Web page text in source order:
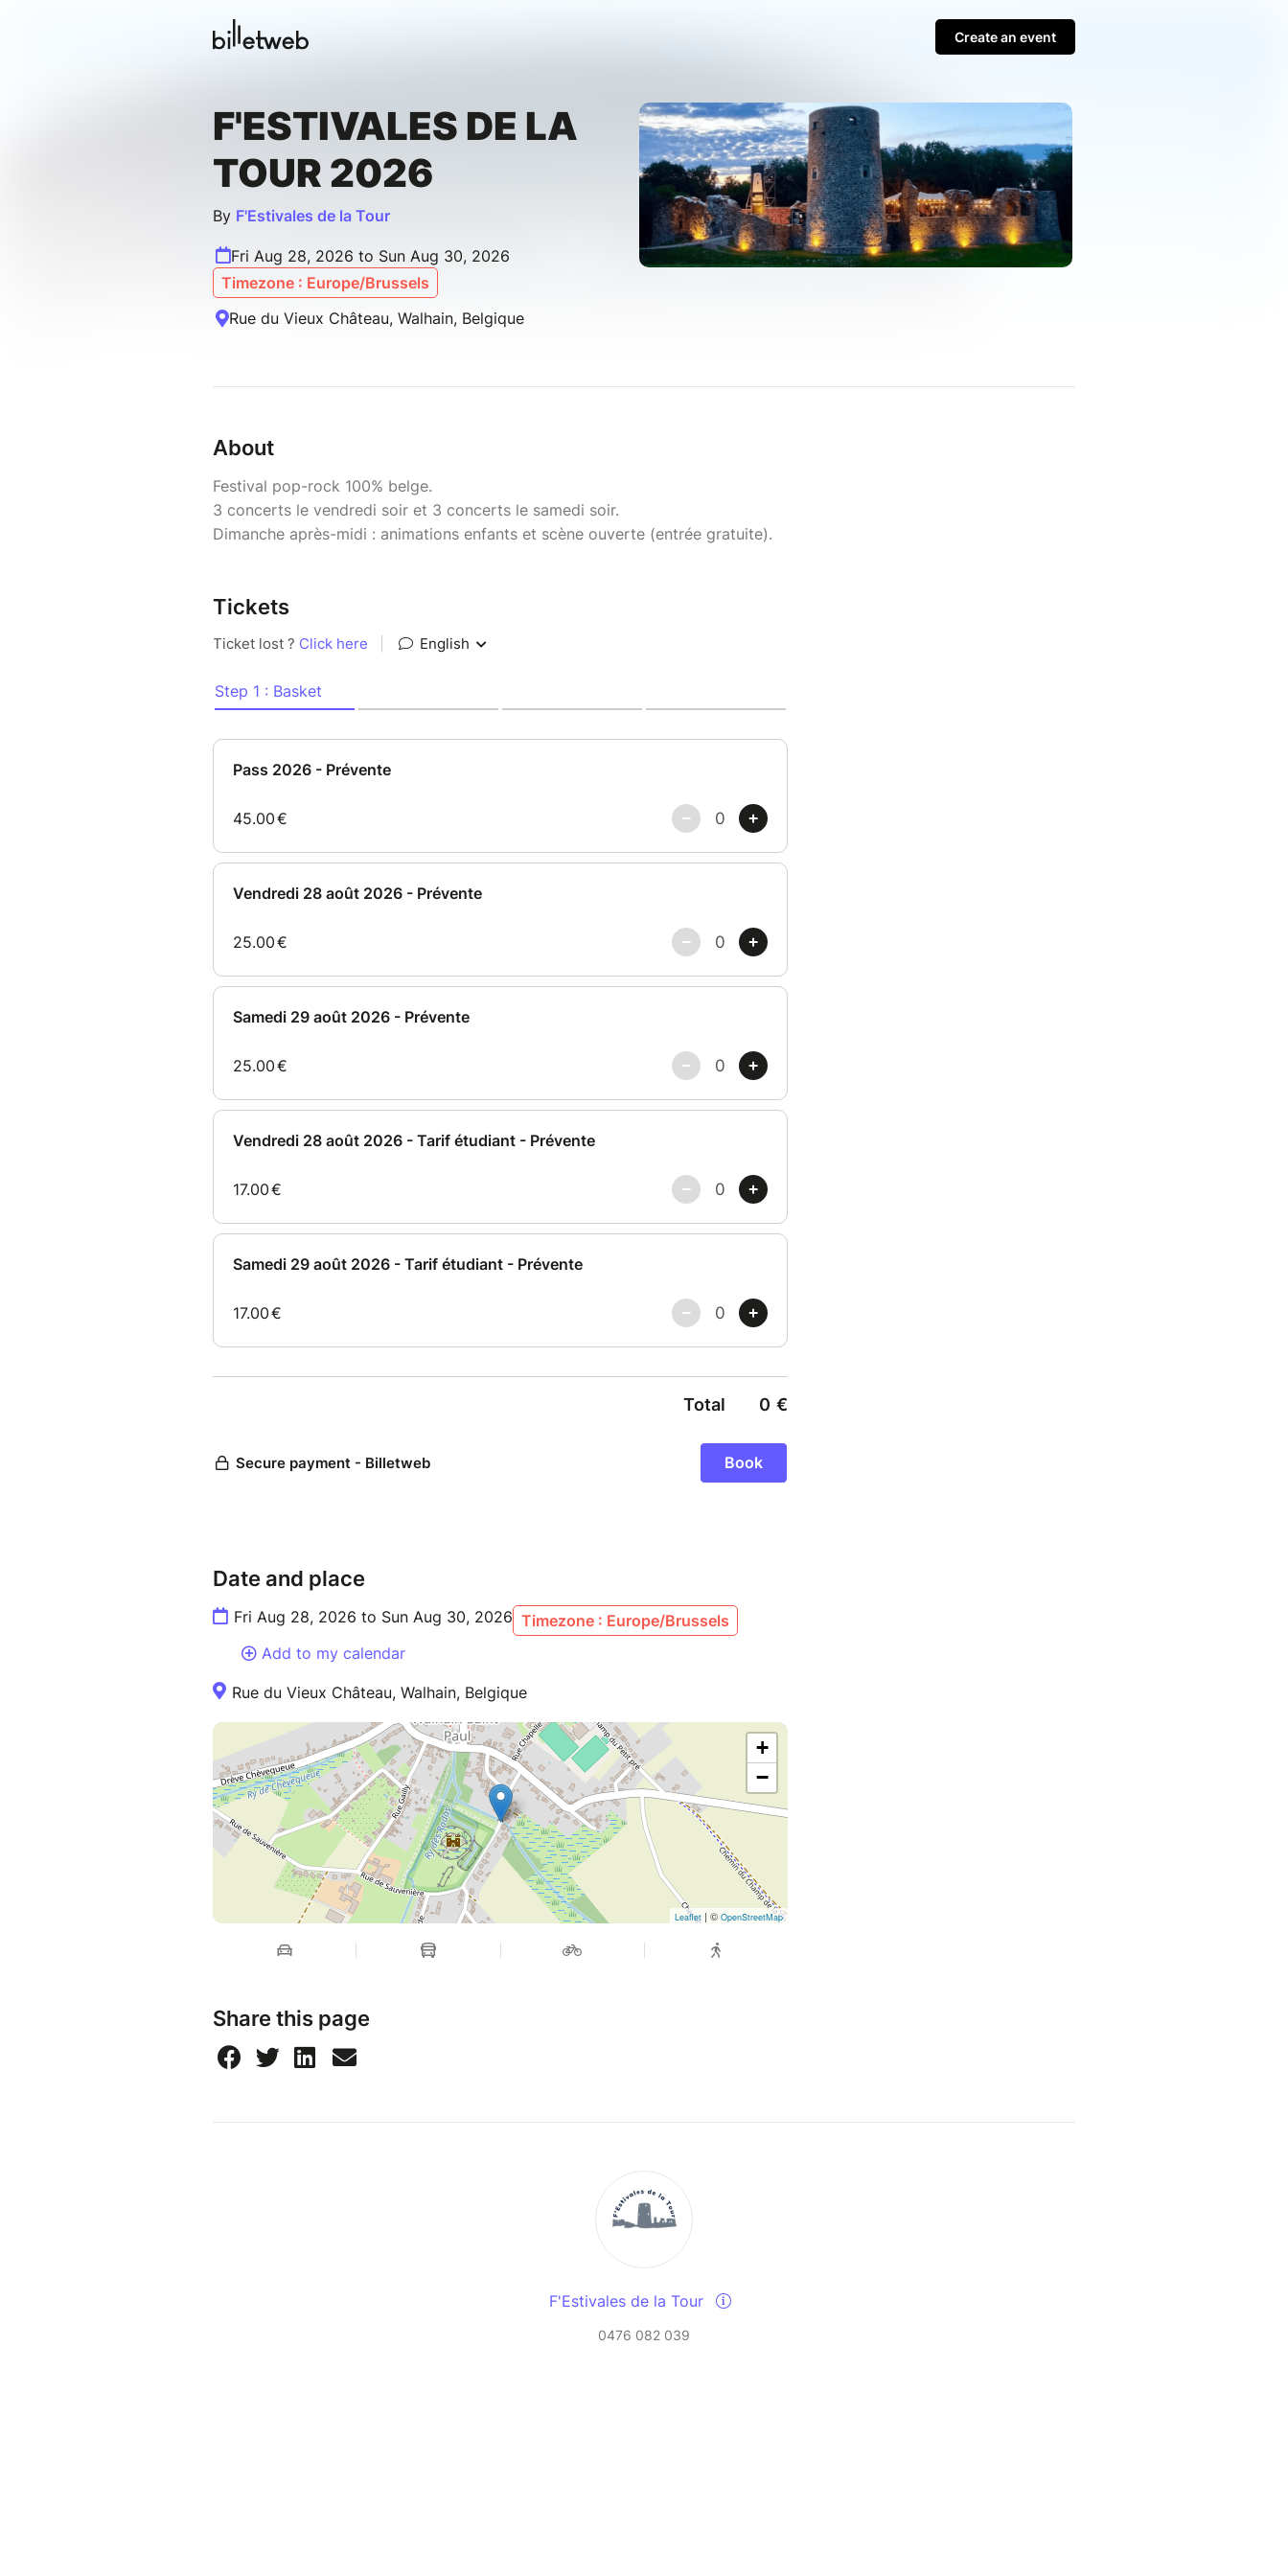
Create an event
F'ESTIVALES DE LA
TOUR 2026
By F'Estivales de la Tour
Fri Aug 28, 2026 to Sun Aug 30, 2026
Timezone : Europe/Brussels
Rue du Vieux Château, Walhain, Belgique
About
Festival pop-rock 100% belge.
3 concerts le vendredi soir et 3 concerts le samedi soir.
Dimanche après-midi : animations enfants et scène ouverte (entrée gratuite).
Tickets
Date and place
Fri Aug 28, 2026 to Sun Aug 30, 2026 Timezone : Europe/Brussels
Add to my calendar
Rue du Vieux Château, Walhain, Belgique
+
−
Leaflet | © OpenStreetMap
Share this page
F'Estivales de la Tour
0476 082 039